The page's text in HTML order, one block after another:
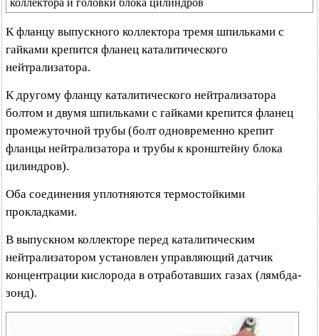
коллектора и головки блока цилиндров
К фланцу выпускного коллектора тремя шпильками с
гайками крепится фланец каталитического
нейтрализатора.
К другому фланцу каталитического нейтрализатора
болтом и двумя шпильками с гайками крепится фланец
промежуточной трубы (болт одновременно крепит
фланцы нейтрализатора и трубы к кронштейну блока
цилиндров).
Оба соединения уплотняются термостойкими
прокладками.
В выпускном коллекторе перед каталитическим
нейтрализатором установлен управляющий датчик
концентрации кислорода в отработавших газах (лямбда-
зонд).